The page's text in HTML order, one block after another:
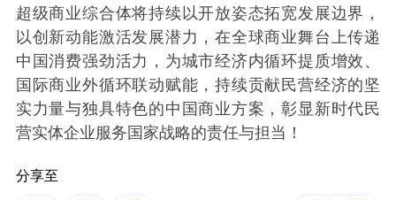
超级商业综合体将持续以开放姿态拓宽发展边界，
以创新动能激活发展潜力，在全球商业舞台上传递
中国消费强劲活力，为城市经济内循环提质增效、
国际商业外循环联动赋能，持续贡献民营经济的坚
实力量与独具特色的中国商业方案，彰显新时代民
营实体企业服务国家战略的责任与担当！
分享至